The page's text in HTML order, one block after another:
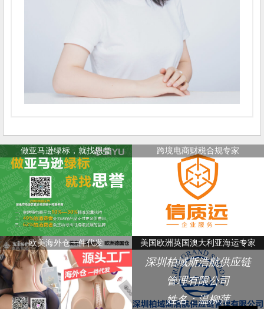
做亚马逊绿标，就找思誉 跨境电商财税合规专家
欧美海外仓一件代发 美国欧洲英国澳大利亚海运专家
深圳柏域斯浩航供应链
管理有限公司
姓名：温柳萍